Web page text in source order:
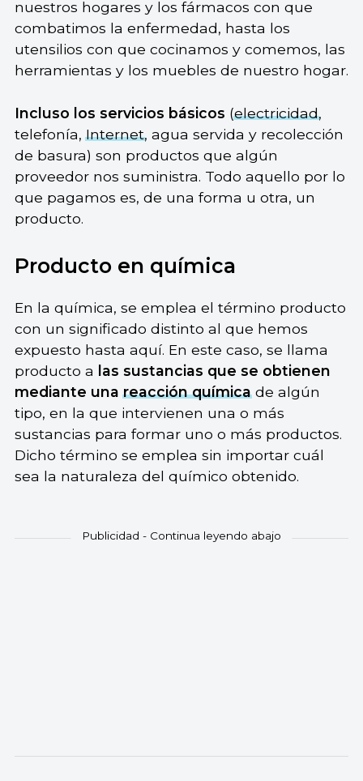
nuestros hogares y los fármacos con que
combatimos la enfermedad, hasta los
utensilios con que cocinamos y comemos, las
herramientas y los muebles de nuestro hogar.
Incluso los servicios básicos (electricidad,
telefonía,Internet, agua servida y recolección
de basura) son productos que algún
proveedor nos suministra. Todo aquello por lo
que pagamos es, de una forma u otra, un
producto.
Producto en química
En la química, se emplea el término producto
con un significado distinto al que hemos
expuesto hasta aquí. En este caso, se llama
producto a las sustancias que se obtienen
mediante unareacción químicade algún
tipo, en la que intervienen una o más
sustancias para formar uno o más productos.
Dicho término se emplea sin importar cuál
sea la naturaleza del químico obtenido.